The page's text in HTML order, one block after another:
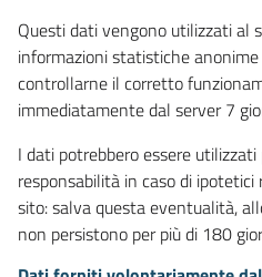
Questi dati vengono utilizzati al
informazioni statistiche anonime
controllarne il corretto
immediatamente dal server 7
I dati potrebbero essere
responsabilità in caso di
sito: salva questa eventualità,
non persistono per più di 180